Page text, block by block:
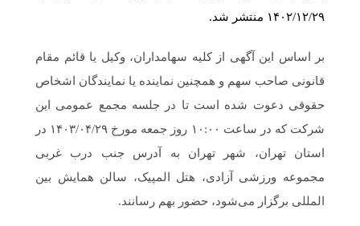
۱۴۰۲/۱۲/۲۹ منتشر شد.
بر اساس این آگهی از کلیه سهامداران، وکیل یا قائم مقام
قانونی صاحب سهم و همچنین نماینده یا نمایندگان اشخاص
حقوقی دعوت شده است تا در جلسه مجمع عمومی این
شرکت که در ساعت ۱۰:۰۰ روز جمعه مورخ ۱۴۰۳/۰۴/۲۹ در
استان تهران، شهر تهران به آدرس جنب درب غربی
مجموعه ورزشی آزادی، هتل المپیک، سالن همایش بین
المللی برگزار می‌شود، حضور بهم رسانند.